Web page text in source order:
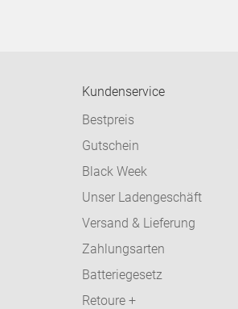
Kundenservice
Bestpreis
Gutschein
Black Week
Unser Ladengeschäft
Versand & Lieferung
Zahlungsarten
Batteriegesetz
Retoure +